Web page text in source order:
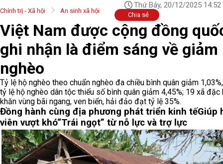
Chính trị - Xã hội An sinh xã hội
Thứ Bảy, 20/12/2025 14:52
Chia sẻ
Việt Nam được cộng đồng
ghi nhận là điểm sáng về giảm
nghèo
Tỷ lệ hộ nghèo theo chuẩn nghèo đa chiều bình quân giảm
tỷ lệ hộ nghèo dân tộc thiểu số bình quân giảm 4,45%; 19 xã đặc
khăn vùng bãi ngang, ven biển, hải đảo đạt tỷ lệ 35%.
Đồng hành cùng địa phương phát triển kinh tếGiúp
viên vượt khó“Trái ngọt” từ nỗ lực và trợ lực